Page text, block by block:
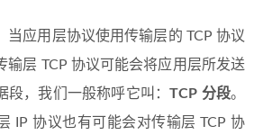
当应用层协议使用传输层的 TCP 协议
输层 TCP 协议可能会将应用层所发送
段，我们一般称呼它叫：TCP 分段。
IP 协议也有可能会对传输层 TCP 协